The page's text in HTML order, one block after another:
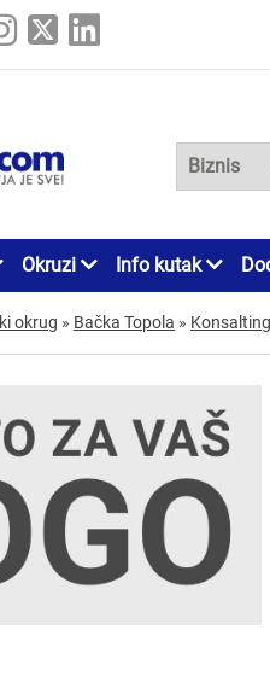
Okruzi Info kutak
okrug » Bačka Topola » Konsalting